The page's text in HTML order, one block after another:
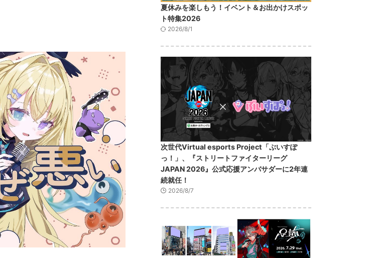
夏休みを楽しもう！イベント＆お出かけスポッ
ト特集2026
2026/8/1
次世代Virtual esports Project「ぶいすぽ
っ！」、『ストリートファイターリーグ
JAPAN 2026』公式応援アンバサダーに2年連
続就任！
2026/8/7